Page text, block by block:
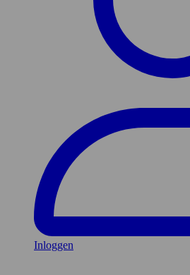
Inloggen